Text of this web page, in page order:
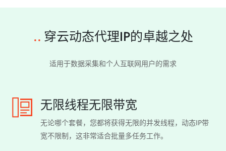
.. 穿云动态代理IP的卓越之处
适用于数据采集和个人互联网用户的需求
无限线程无限带宽
无论哪个套餐，您都将获得无限的并发线程，动态IP带
宽不限制，这非常适合批量多任务工作。